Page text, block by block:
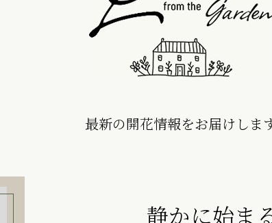
最新の開花情報をお届けしま
静かに始ま